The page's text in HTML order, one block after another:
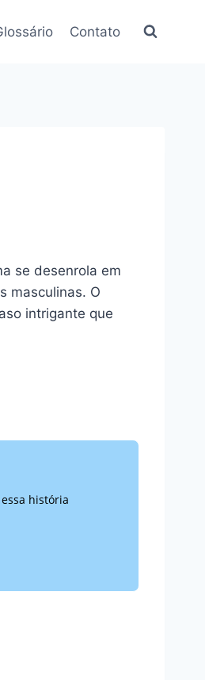
Contato
se desenrola em
masculinas. O
intrigante que
história